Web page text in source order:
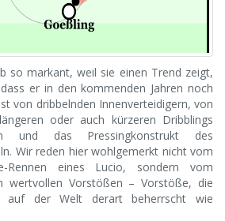
so markant, weil sie einen Trend zeigt,
er in den kommenden Jahren noch
von dribbelnden Innenverteidigern, von
oder auch kürzeren Dribblings
und das Pressingkonstrukt des
Wir reden hier wohlgemerkt nicht vom
Rennen eines Lucio, sondern vom
wertvollen Vorstößen – Vorstöße, die
auf der Welt derart beherrscht wie